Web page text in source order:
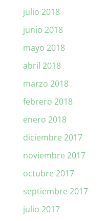
julio 2018
junio 2018
mayo 2018
abril 2018
marzo 2018
febrero 2018
enero 2018
diciembre 2017
noviembre 2017
octubre 2017
septiembre 2017
julio 2017